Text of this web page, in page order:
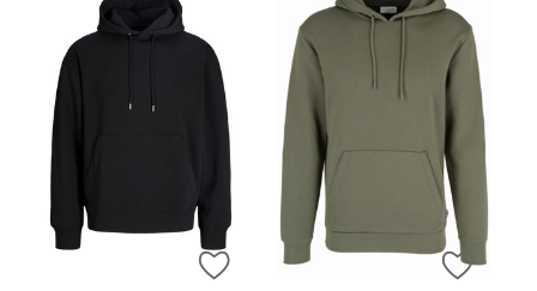
ZUR WUNSCHLISTE HINZUFÜGEN
ZUR